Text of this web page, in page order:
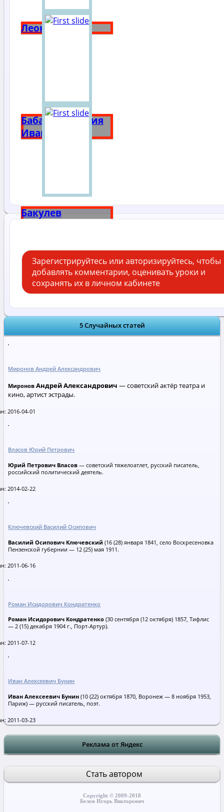
Леон Бакст
Бабанова Мария
Ивановна
Бакулев
Зарегистрируйтесь или авторизируйтесь, чтобы
добавлять комментарии, оценивать уроки и
сохранять их в личном кабинете
5 Случайных статей
Миронов Андрей Александрович
МироновАндрей Александрович— советский актёр театра и
кино, артист эстрады.
2016-04-01
Власов Юрий Петрович
Юрий Петрович Власов — советский тяжелоатлет, русский писатель,
российский политический деятель.
2014-02-22
Ключевский Василий Осипович
Василий Осипович Ключевский (16 (28) января 1841, село Воскресеновка
Пензенской губернии — 12 (25) мая 1911.
2011-06-16
Роман Исидорович Кондратенко
Роман Исидорович Кондратенко (30 сентября (12 октября) 1857, Тифлис
— 2 (15) декабря 1904 г., Порт-Артур).
2011-07-12
Иван Алексеевич Бунин
Иван Алексеевич Бунин (10 (22) октября 1870, Воронеж — 8 ноября 1953,
Париж) — русский писатель, поэт.
2011-03-23
Реклама от Яндекс
Стать автором
Copyright © 2009-2018
Белов Игорь Викторович